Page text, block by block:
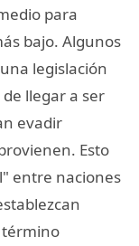
para
bajo. Algunos
legislación
llegar a ser
evadir
Esto
entre naciones
término